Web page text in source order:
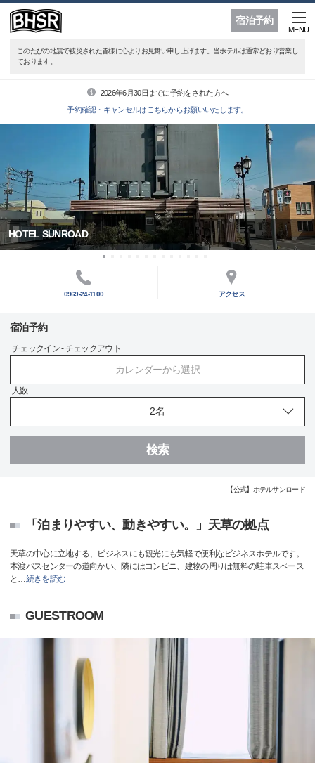
宿泊予約
MENU
このたびの地震で被災された皆様に心よりお見舞い申し上げます。当ホテルは通常どおり営業し
ております。
2026年6月30日までに予約をされた方へ
予約確認・キャンセルはこちらからお願いいたします。
HOTEL SUNROAD
0969-24-1100 アクセス
宿泊予約
チェックイン - チェックアウト
カレンダーから選択
人数
検索
【公式】ホテルサンロード
「泊まりやすい、動きやすい。」天草の拠点
天草の中心に立地する、ビジネスにも観光にも気軽で便利なビジネスホテルです。
本渡バスセンターの道向かい、隣にはコンビニ、建物の周りは無料の駐車スペース
と …続きを読む
GUESTROOM